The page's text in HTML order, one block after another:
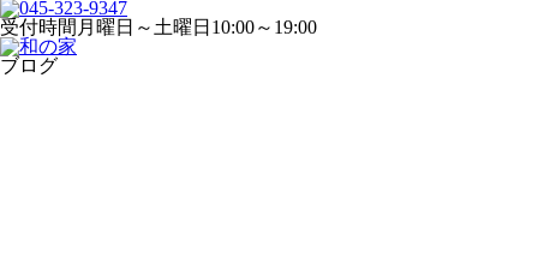
受付時間 月曜日～土曜日10:00～19:00
ブログ